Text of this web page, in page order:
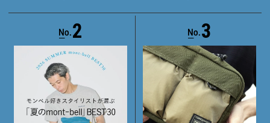
2 3